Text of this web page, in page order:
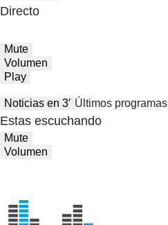
Directo
Mute
Volumen
Play
Noticias en 3′ Últimos programas
Estas escuchando
Mute
Volumen